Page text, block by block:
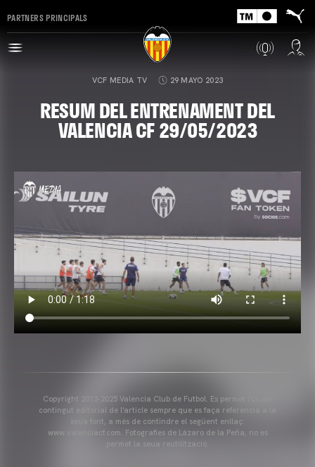
PARTNERS PRINCIPALS
VCF MEDIA TV 29 MAYO 2023
RESUM DEL ENTRENAMENT DEL
VALENCIA CF 29/05/2023
Copyright 2013-2025 Valencia Club de Futbol. Es permet l'ús del
contingut editorial de l'article sempre que es faça referència a la
seua font, a més de contindre el següent enllaç:
www.valenciacf.com. Fotografies de Lázaro de la Peña, no es
permet la seua reutilització.